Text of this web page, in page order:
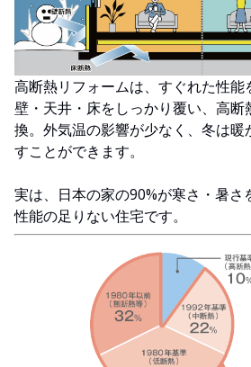
高断熱リフォームは、すぐれた性能
壁・天井・床をしっかり覆い、高断
換。外気温の影響が少なく、冬は
すことができます。
実は、日本の家の90%が寒さ・暑さ
性能の足りない住宅です。